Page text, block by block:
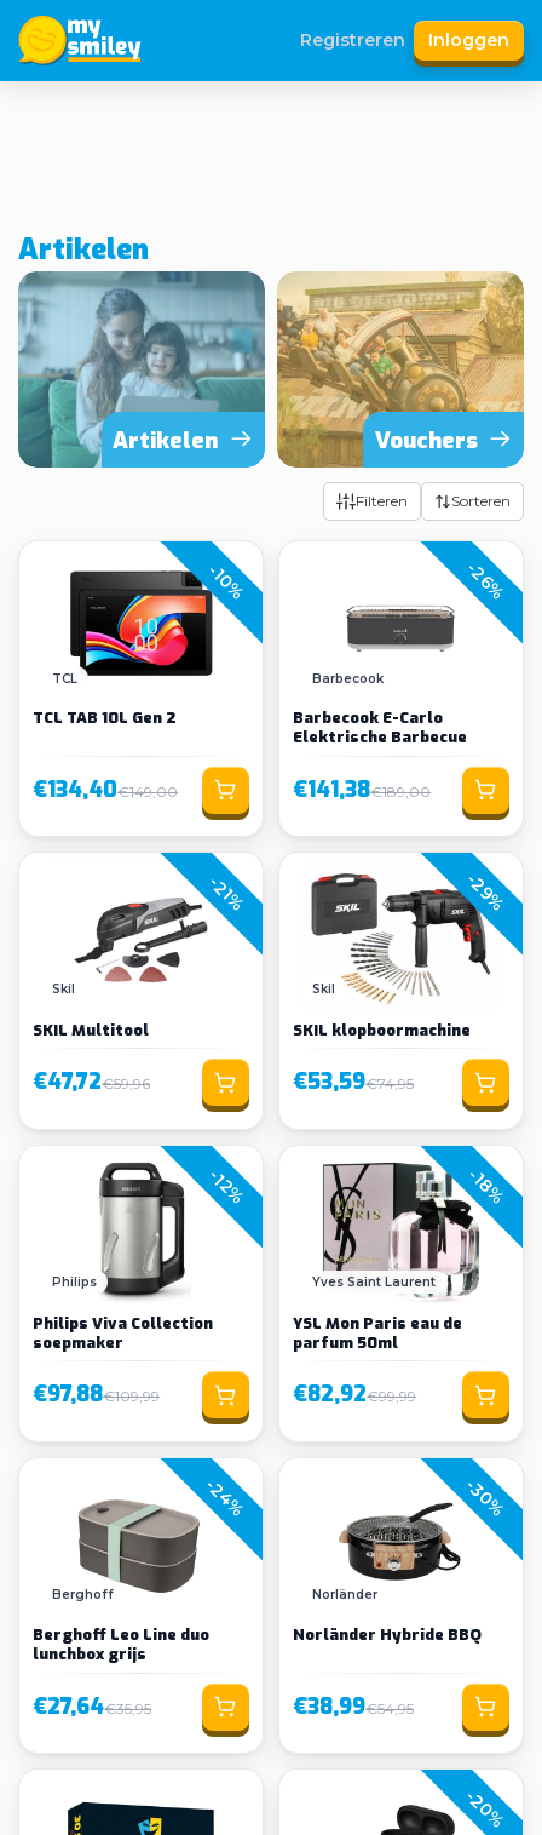
Registreren Inloggen
Artikelen
Artikelen Vouchers
Filteren Sorteren
-10%
TCL
TCL TAB 10L Gen 2
€134,40€149,00
-26%
Barbecook
Barbecook E-Carlo
Elektrische Barbecue
€141,38€189,00
-21%
Skil
SKIL Multitool
€47,72€59,96
-29%
Skil
SKIL klopboormachine
€53,59€74,95
-12%
Philips
Philips Viva Collection
soepmaker
€97,88€109,99
-18%
Yves Saint Laurent
YSL Mon Paris eau de
parfum 50ml
€82,92€99,99
-24%
Berghoff
Berghoff Leo Line duo
lunchbox grijs
€27,64€35,95
-30%
Norländer
Norländer Hybride BBQ
€38,99€54,95
-20%